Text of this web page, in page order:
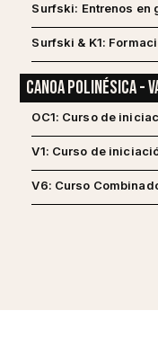
Surfski: Entrenos en
Surfski & K1:
Canoa polinésica -
OC1: Curso de
V1: Curso de
V6: Curso